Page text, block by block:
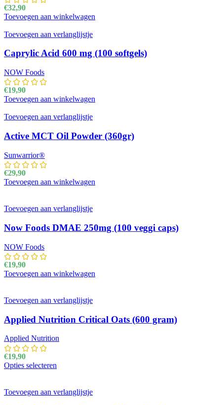
€32,90
Toevoegen aan winkelwagen
Toevoegen aan verlanglijstje
Caprylic Acid 600 mg (100 softgels)
NOW Foods
€19,90
Toevoegen aan winkelwagen
Toevoegen aan verlanglijstje
Active MCT Oil Powder (360gr)
Sunwarrior®
€29,90
Toevoegen aan winkelwagen
Toevoegen aan verlanglijstje
Now Foods DMAE 250mg (100 veggi caps)
NOW Foods
€19,90
Toevoegen aan winkelwagen
Toevoegen aan verlanglijstje
Applied Nutrition Critical Oats (600 gram)
Applied Nutrition
€19,90
Opties selecteren
Toevoegen aan verlanglijstje